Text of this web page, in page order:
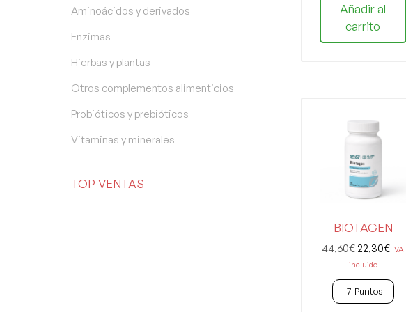
Añadir al
carrito
BIOTAGEN
44,60€22,30€ IVA
incluido
7 Puntos
Aminoácidos y derivados
Enzimas
Hierbas y plantas
Otros complementos alimenticios
Probióticos y prebióticos
Vitaminas y minerales
TOP VENTAS